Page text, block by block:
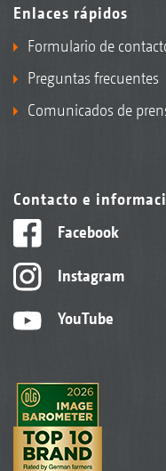
Enlaces rápidos
Formulario de
Preguntas frecuentes
Comunicados de
Contacto e
Facebook
Instagram
YouTube